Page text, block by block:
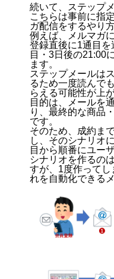
続いて、ステップ
こちらは事前に指
ガ配信をするやり方
例えば、メルマガ
登録直後に1通目を
目・3日後の21:00
ます。
ステップメールは
るため一度読んで
らえる可能性が上
目的は、メールを
り、最終的な商品
です。
そのため、成約ま
し、そのシナリオ
目から順番にユー
シナリオを作るの
すが、1度作って
れを自動化できる